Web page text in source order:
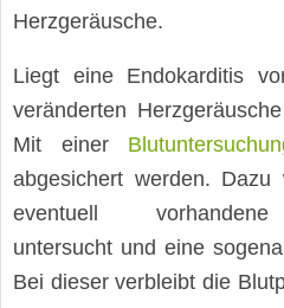
Herzgeräusche.
Liegt eine Endokarditis
veränderten
Mit einer
abgesichert werden.
eventuell vorhandene
untersucht und eine
Bei dieser verbleibt die